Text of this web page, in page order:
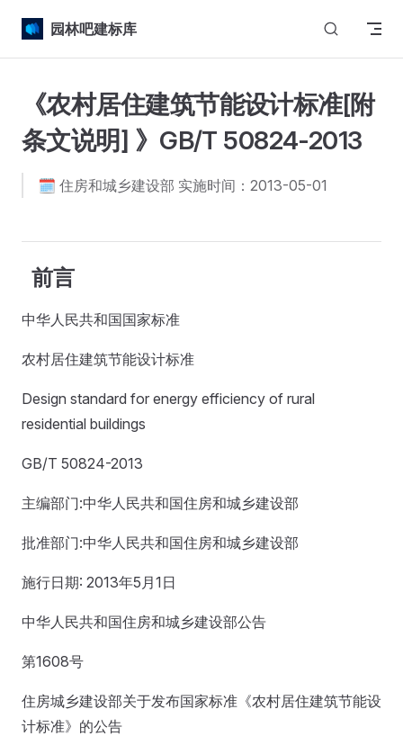
Skip to content
园林吧建标库
《农村居住建筑节能设计标准[附
条文说明] 》GB/T 50824-2013
🗓️ 住房和城乡建设部 实施时间：2013-05-01
前言
中华人民共和国国家标准
农村居住建筑节能设计标准
Design standard for energy efficiency of rural
residential buildings
GB/T 50824-2013
主编部门:中华人民共和国住房和城乡建设部
批准部门:中华人民共和国住房和城乡建设部
施行日期: 2013年5月1日
中华人民共和国住房和城乡建设部公告
第1608号
住房城乡建设部关于发布国家标准《农村居住建筑节能设
计标准》的公告